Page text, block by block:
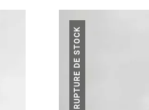
RUPTURE DE STOCK